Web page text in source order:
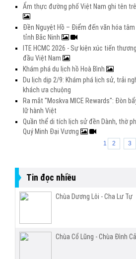
Ẩm thực đường phố Việt Nam ghi tên
Đền Nguyệt Hồ – Điểm đến văn hóa
tỉnh Bắc Ninh
ITE HCMC 2026 - Sự kiện xúc tiến
đầu Việt Nam
Khám phá du lịch hồ Hoà Bình
Du lịch dịp 2/9: Khám phá lịch sử, trải
khách ưa chuộng
Ra mắt "Moskva MICE Rewards": Đòn
lữ hành Việt
Quần thể di tích lịch sử đền Dành, thờ
Quý Minh Đại Vương
1 2 3
Tin đọc nhiều
Chùa Dương Lôi - Cha Lư Tự
Chùa Cổ Lũng - Chùa Đình